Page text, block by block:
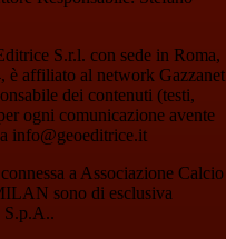
S.r.l. con sede in Roma,
è affiliato al network Gazzanet
dei contenuti (testi,
ogni comunicazione avente
info@geoeditrice.it
a Associazione Calcio
sono di esclusiva
S.p.A..